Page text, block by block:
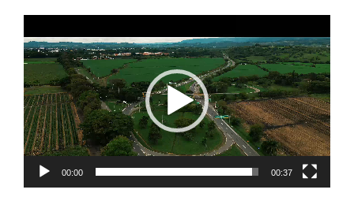
de
vídeo
00:00 00:37